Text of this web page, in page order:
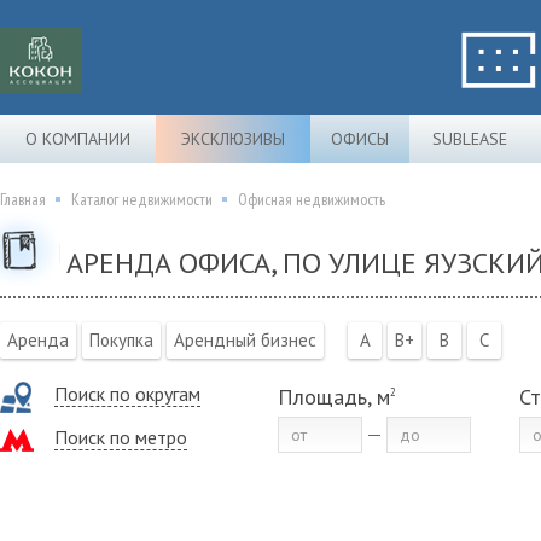
О КОМПАНИИ ЭКСКЛЮЗИВЫ ОФИСЫ SUBLEASE
Главная Каталог недвижимости Офисная недвижимость
АРЕНДА ОФИСА, ПО УЛИЦЕ
Аренда Покупка Арендный бизнес A B+ B C
Поиск по округам
Поиск по метро
Площадь, м2